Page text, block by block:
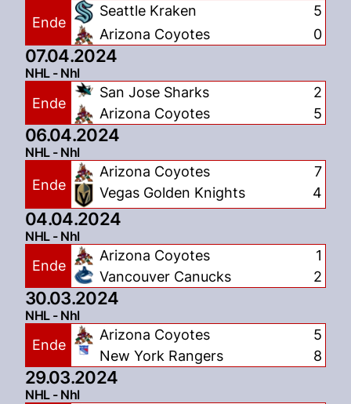
Ende
Seattle Kraken
Arizona Coyotes
5
0
07.04.2024
NHL - Nhl
Ende
San Jose Sharks
Arizona Coyotes
2
5
06.04.2024
NHL - Nhl
Ende
Arizona Coyotes
Vegas Golden Knights
7
4
04.04.2024
NHL - Nhl
Ende
Arizona Coyotes
Vancouver Canucks
1
2
30.03.2024
NHL - Nhl
Ende
Arizona Coyotes
New York Rangers
5
8
29.03.2024
NHL - Nhl